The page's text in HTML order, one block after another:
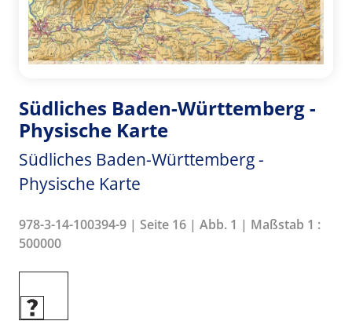
Südliches Baden-Württemberg -
Physische Karte
Südliches Baden-Württemberg -
Physische Karte
978-3-14-100394-9 | Seite 16 | Abb. 1 | Maßstab 1 :
500000